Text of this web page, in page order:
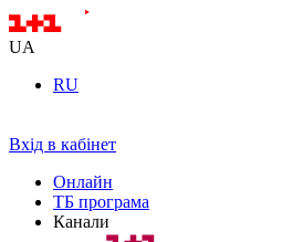
UA
RU
Вхід в кабінет
Онлайн
ТБ програма
Канали